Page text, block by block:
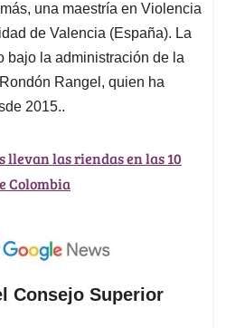
una maestría en Violencia
de Valencia (España). La
bajo la administración de la
Rangel, quien ha
2015..
llevan las riendas en las 10
Colombia
Consejo Superior